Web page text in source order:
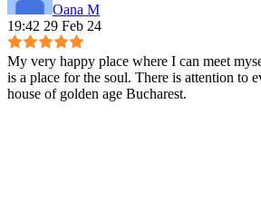
Oana M
19:42 29 Feb 24
My very happy place where I can meet
is a place for the soul. There is attention to
house of golden age Bucharest.